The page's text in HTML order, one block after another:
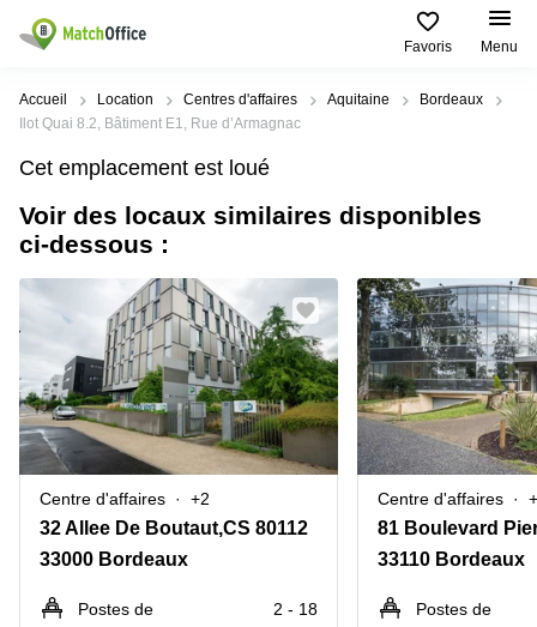
Favoris Menu
Rechercher / publier
Pages
de
Bureau
Centre
d’affaires
Coworking
Salles
de
réunion
Bureau
virtuel
Villes
Populaires
Paris
Bordeaux
Marseille
Nantes
Toulouse
Strasbourg
Recherches
populaires
Centres
d'affaires
Location
Lille
Coworking
Paris
Coworking
Lyon
Coworking
d'affaires
Aide
Qui sommes-nous?
Publier un local
Connexion
Accueil Location Centres d'affaires Aquitaine
Bordeaux
Ilot Quai 8.2, Bâtiment E1, Rue d’Armagnac
Cet emplacement est loué
Voir des locaux similaires disponibles
ci-dessous :
Centre d'affaires +2
32 Allee De Boutaut,CS 80112
33000 Bordeaux
Postes de
2 - 18
Centre d'affaires
33110 Bordeaux
Postes de